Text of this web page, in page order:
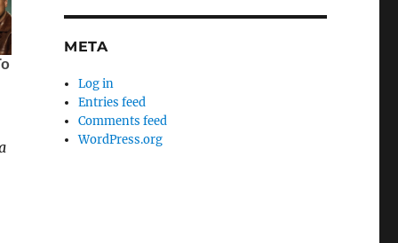
META
Log in
Entries feed
Comments feed
WordPress.org